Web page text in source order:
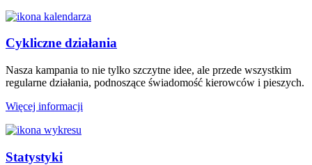
Cykliczne działania
Nasza kampania to nie tylko szczytne idee, ale przede wszystkim
regularne działania, podnoszące świadomość kierowców i pieszych.
Więcej informacji
Statystyki